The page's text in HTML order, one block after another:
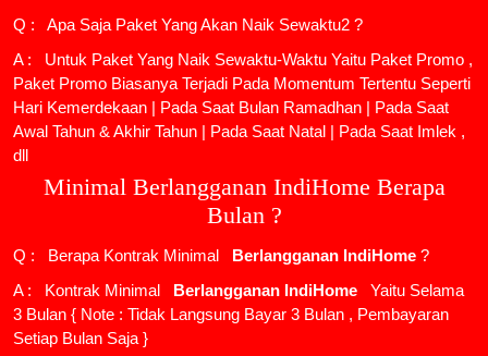
Q : Apa Saja Paket Yang Akan Naik Sewaktu2 ?
A : Untuk Paket Yang Naik Sewaktu-Waktu Yaitu Paket Promo ,
Paket Promo Biasanya Terjadi Pada Momentum Tertentu Seperti
Hari Kemerdekaan | Pada Saat Bulan Ramadhan | Pada Saat
Awal Tahun & Akhir Tahun | Pada Saat Natal | Pada Saat Imlek ,
dll
Minimal Berlangganan IndiHome Berapa
Bulan ?
Q : Berapa Kontrak Minimal Berlangganan IndiHome ?
A : Kontrak Minimal
Berlangganan IndiHome
Yaitu Selama
3 Bulan { Note : Tidak Langsung Bayar 3 Bulan , Pembayaran
Setiap Bulan Saja }